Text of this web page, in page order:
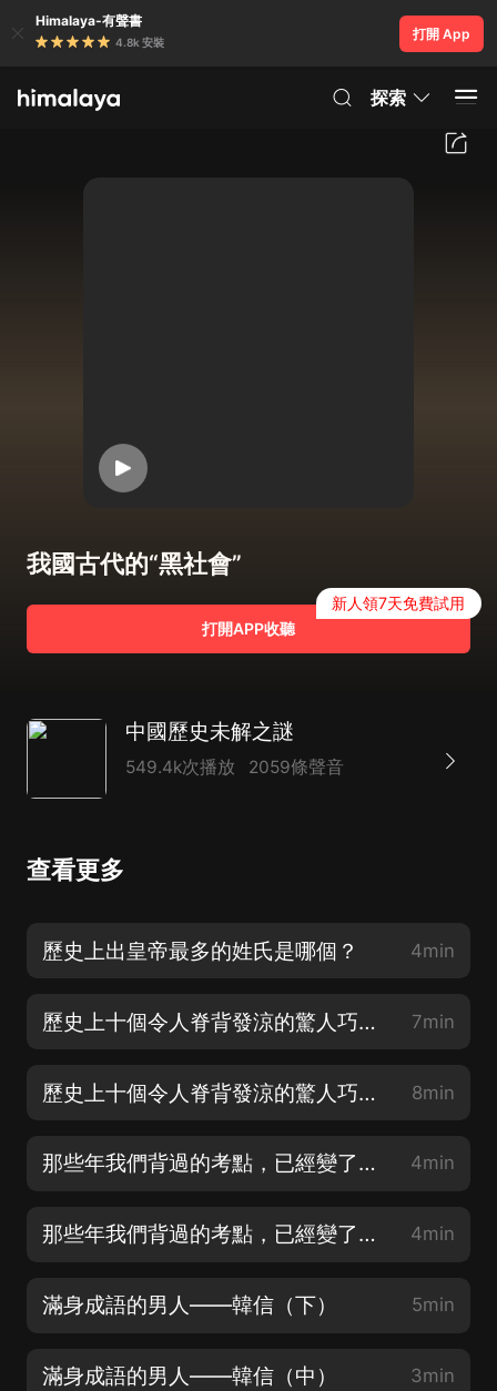
Himalaya-有聲書
4.8k 安裝
打開 App
探索
我國古代的“黑社會”
打開APP收聽
新人領7天免費試用
中國歷史未解之謎
549.4k次播放 2059條聲音
查看更多
歷史上出皇帝最多的姓氏是哪個？ 4min
歷史上十個令人脊背發涼的驚人巧合（下） 7min
歷史上十個令人脊背發涼的驚人巧合（上） 8min
那些年我們背過的考點，已經變了（下） 4min
那些年我們背過的考點，已經變了（上） 4min
滿身成語的男人——韓信（下） 5min
滿身成語的男人——韓信（中） 3min